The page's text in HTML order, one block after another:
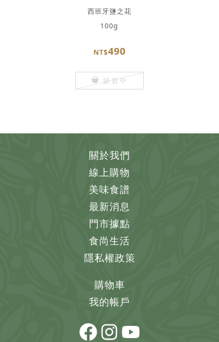
西班牙鹽之花
100g
NT$490
缺貨中
關於我們
線上購物
美味食譜
最新消息
門市據點
食尚生活
隱私權政策
購物車
我的帳戶